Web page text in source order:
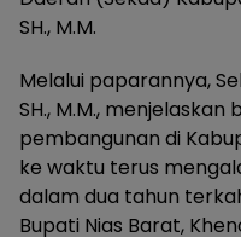
SH., M.M.
Melalui paparannya,
SH., M.M.,
pembangunan di
ke waktu terus
dalam dua tahun
Bupati Nias Barat,